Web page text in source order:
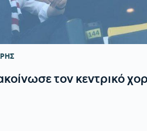
τον κεντρικό